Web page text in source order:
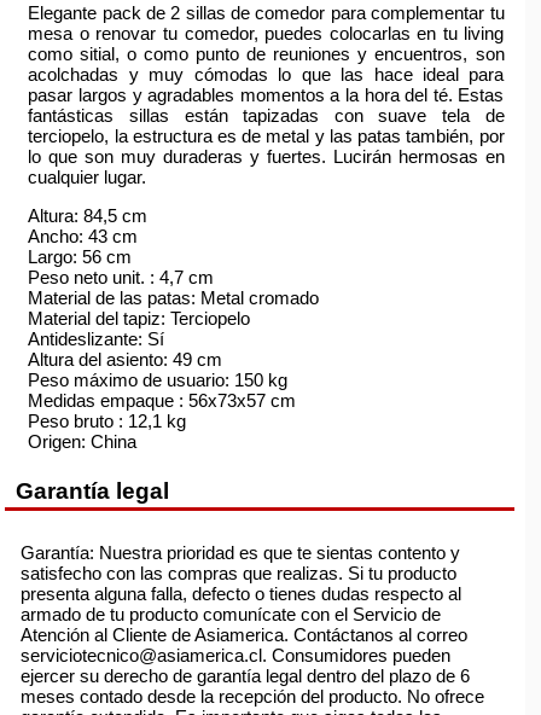
Elegante pack de 2 sillas de comedor para complementar tu
mesa o renovar tu comedor, puedes colocarlas en tu living
como sitial, o como punto de reuniones y encuentros, son
acolchadas y muy cómodas lo que las hace ideal para
pasar largos y agradables momentos a la hora del té. Estas
fantásticas sillas están tapizadas con suave tela de
terciopelo, la estructura es de metal y las patas también, por
lo que son muy duraderas y fuertes. Lucirán hermosas en
cualquier lugar.
Altura: 84,5 cm
Ancho: 43 cm
Largo: 56 cm
Peso neto unit. : 4,7 cm
Material de las patas: Metal cromado
Material del tapiz: Terciopelo
Antideslizante: Sí
Altura del asiento: 49 cm
Peso máximo de usuario: 150 kg
Medidas empaque : 56x73x57 cm
Peso bruto : 12,1 kg
Origen: China
Garantía legal
Garantía: Nuestra prioridad es que te sientas contento y
satisfecho con las compras que realizas. Si tu producto
presenta alguna falla, defecto o tienes dudas respecto al
armado de tu producto comunícate con el Servicio de
Atención al Cliente de Asiamerica. Contáctanos al correo
serviciotecnico@asiamerica.cl. Consumidores pueden
ejercer su derecho de garantía legal dentro del plazo de 6
meses contado desde la recepción del producto. No ofrece